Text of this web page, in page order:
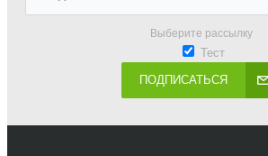
Выберите рассылку
Тест
ПОДПИСАТЬСЯ